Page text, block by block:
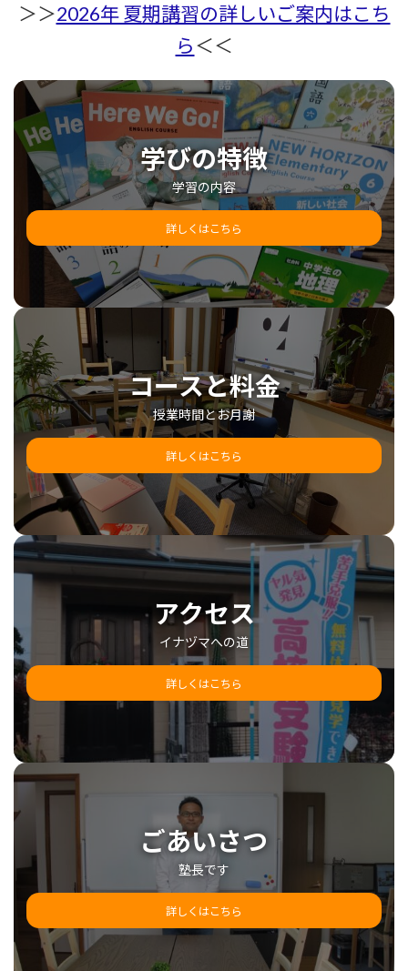
＞＞2026年 夏期講習の詳しいご案内はこち
ら ＜＜
学びの特徴
学習の内容
詳しくはこちら
コースと料金
授業時間とお月謝
詳しくはこちら
アクセス
イナヅマへの道
詳しくはこちら
ごあいさつ
塾長です
詳しくはこちら